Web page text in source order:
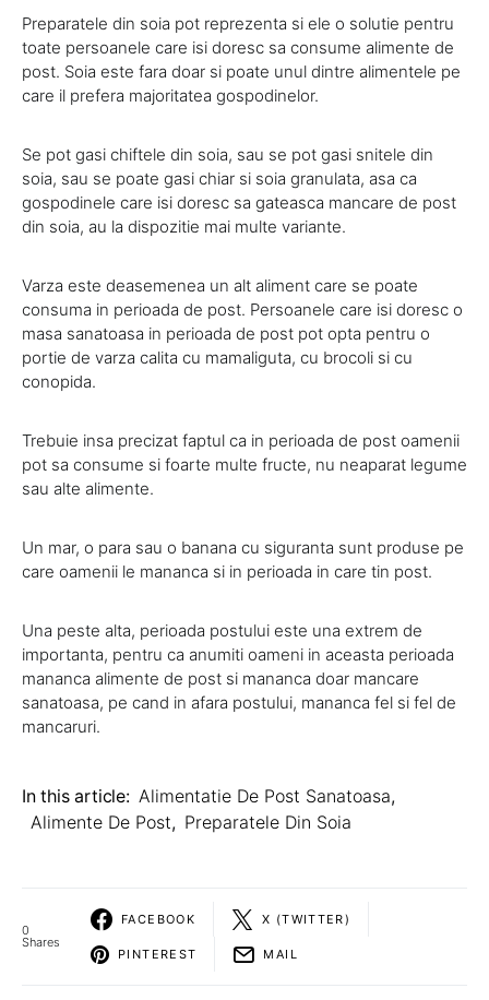
Preparatele din soia pot reprezenta si ele o solutie pentru
toate persoanele care isi doresc sa consume alimente de
post. Soia este fara doar si poate unul dintre alimentele pe
care il prefera majoritatea gospodinelor.
Se pot gasi chiftele din soia, sau se pot gasi snitele din
soia, sau se poate gasi chiar si soia granulata, asa ca
gospodinele care isi doresc sa gateasca mancare de post
din soia, au la dispozitie mai multe variante.
Varza este deasemenea un alt aliment care se poate
consuma in perioada de post. Persoanele care isi doresc o
masa sanatoasa in perioada de post pot opta pentru o
portie de varza calita cu mamaliguta, cu brocoli si cu
conopida.
Trebuie insa precizat faptul ca in perioada de post oamenii
pot sa consume si foarte multe fructe, nu neaparat legume
sau alte alimente.
Un mar, o para sau o banana cu siguranta sunt produse pe
care oamenii le mananca si in perioada in care tin post.
Una peste alta, perioada postului este una extrem de
importanta, pentru ca anumiti oameni in aceasta perioada
mananca alimente de post si mananca doar mancare
sanatoasa, pe cand in afara postului, mananca fel si fel de
mancaruri.
In this article: Alimentatie De Post Sanatoasa,
Alimente De Post, Preparatele Din Soia
0
Shares
FACEBOOK X (TWITTER)
PINTEREST MAIL